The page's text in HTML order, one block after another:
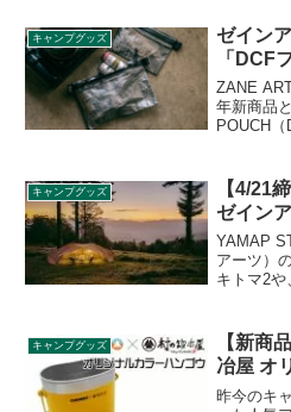
棄する際
ミナス（
す。詳細
キャンプグッズ
ゼイン
「DCF
ZANE
年新商品
POUCH（
ァブリッ
です。
ビューし
キャンプグッズ
【4/21
ゼイン
YAMAP
アーツ）
キトマ2
でとなっ
す。
キャンプグッズ
【新商
冶屋 オ
昨今のキ